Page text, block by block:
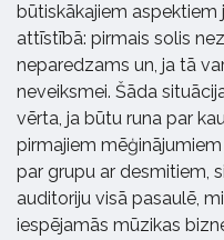
būtiskākajiem aspektiem
attīstībā: pirmais solis
neparedzams un, ja tā
neveiksmei. Šāda
vērta, ja būtu runa par
pirmajiem
par grupu ar desmitiem,
auditoriju visā pasaulē,
iespējamās mūzikas